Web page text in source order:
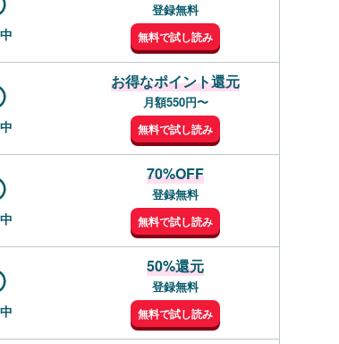
登録無料
無料で試し読み
お得なポイント還元
月額550円〜
無料で試し読み
70%OFF
登録無料
無料で試し読み
50%還元
登録無料
無料で試し読み